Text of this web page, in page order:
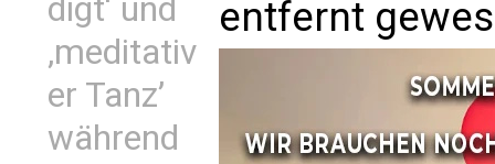
digt‘ und
‚meditativ
er Tanz’
während
entfernt